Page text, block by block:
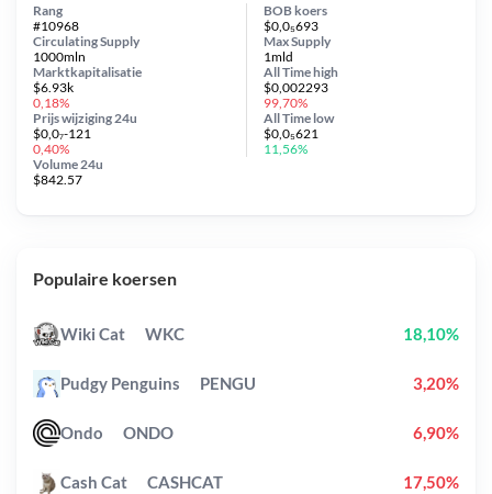
BOB koers
$0,0₅693
Circulating Supply
1000mln
Prijs wijziging 24u
$0,0₇-121
0,40%
Max Supply
1mld
Marktkapitalisatie
$6.93k
0,18%
Volume 24u
$842.57
Rang
#10968
All Timehigh
$0,002293
99,70%
All Time low
$0,0₅621
11,56%
Populaire koersen
Wiki Cat WKC 18,10%
Pudgy Penguins PENGU 3,20%
Ondo ONDO 6,90%
Cash Cat CASHCAT 17,50%